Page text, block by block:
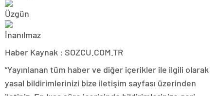
Haber Kaynak : SOZCU.COM.TR
“Yayınlanan tüm haber ve diğer içerikler ile ilgili olarak
yasal bildirimlerinizi bize iletişim sayfası üzerinden